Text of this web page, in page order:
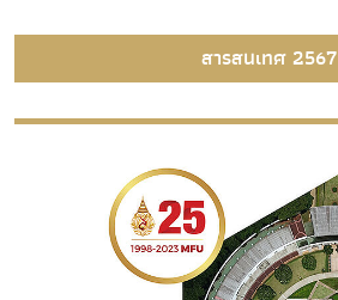
สารสนเทศ 2567